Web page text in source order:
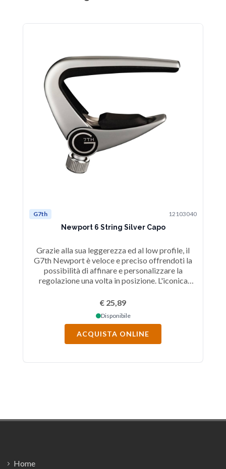
G7th 12103040
Newport 6 String Silver Capo
Grazie alla sua leggerezza ed al low profile, il
G7th Newport è veloce e preciso offrendoti la
possibilità di affinare e personalizzare la
regolazione una volta in posizione. L'iconica
strumento. Per chitarra acustica ed elettrica.
€ 25,89
Disponibile
ACQUISTA ONLINE
Home